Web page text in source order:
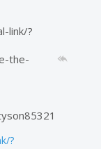
link/?
the-
?